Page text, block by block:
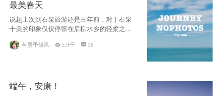
最美春天
说起上次到石泉旅游还是三年前，对于石泉
十美的印象仅仅停留在后柳水乡的轻柔之
美，这次再
蓝瑟季候风  5.9千  16
端午，安康！